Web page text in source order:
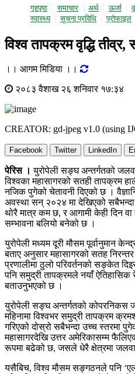
गृहपृष्ठ समाचार अर्थ ऊर्जा
स्वास्थ्य
सूचना प्रविधि प्राेफाइल
विश्व तापक्रम वृद्धि
।। आगम मिडिया ।।
२०८३ वैशाख २६ शनिवार १७:३४
CREATOR: gd-jpeg v1.0 (using
Facebook Twitter LinkedIn
पेरिस । युरोपेली सङ्घ अन्तर्गतको
विश्वका महासागरको सतही तापक्रम
नजिक पुगेको चेतावनी दिएको छ ।
अवस्था सन् २०२४ मा देखिएको सबैभन्दा
थोरै मात्र कम छ, र आगामी केही दिन वा
सम्भावना बलियो बनेको छ ।
युरोपेली मध्यम दूरी मौसम पूर्वानुमान
बताए अनुसार महासागरको सतह
प्रणालीमा ठुलो परिवर्तनको सङ्केत
पनि समुद्री तापक्रमले नयाँ ऐतिहासिक
बताउनुभएको छ ।
युरोपेली सङ्घ अन्तर्गतको कोपरनिकस
महिनामा विश्वभर समुद्री तापक्रम
गरिएको दोस्रो सबैभन्दा उच्च स्तरमा
महासागरदेखि उत्तर अमेरिकासम्म
रूपमा बढेको छ, जसले धेरै क्षेत्रमा
यसैबिच, विश्व मौसम सङ्गठनले पनि